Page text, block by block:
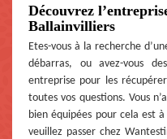
Découvrez
Ballainvilliers
Etes-vous à la recherche
débarras, ou avez-vous
entreprise pour les
toutes vos questions. Vous
bien équipées pour cela est
veuillez passer chez